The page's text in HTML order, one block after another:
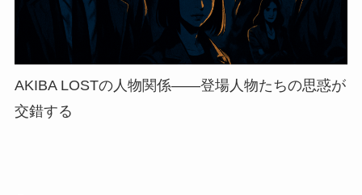
AKIBA LOSTの人物関係——登場人物たちの思惑が
交錯する